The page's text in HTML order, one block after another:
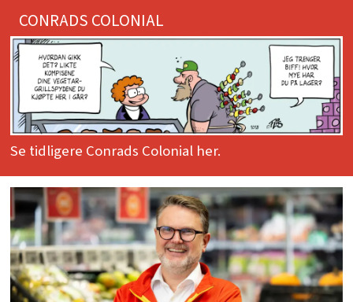
CONRADS COLONIAL
Se tidligere Conrads Colonial her.